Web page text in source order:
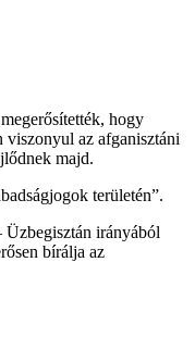
hogy
viszonyul az afganisztáni
majd.
területén”.
Üzbegisztán irányából
bírálja az